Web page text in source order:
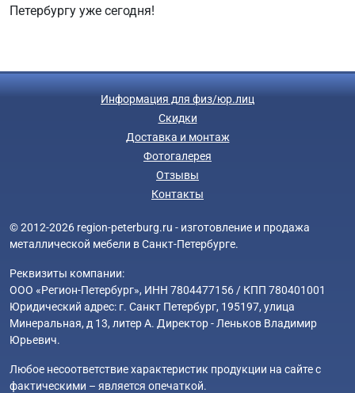
Петербургу уже сегодня!
Информация для физ/юр.лиц
Скидки
Доставка и монтаж
Фотогалерея
Отзывы
Контакты
© 2012-2026 region-peterburg.ru - изготовление и продажа
металлической мебели в Санкт-Петербурге.
Реквизиты компании:
ООО «Регион-Петербург», ИНН 7804477156 / КПП 780401001
Юридический адрес: г. Санкт Петербург, 195197, улица
Минеральная, д 13, литер А. Директор - Леньков Владимир
Юрьевич.
Любое несоответствие характеристик продукции на сайте с
фактическими – является опечаткой.